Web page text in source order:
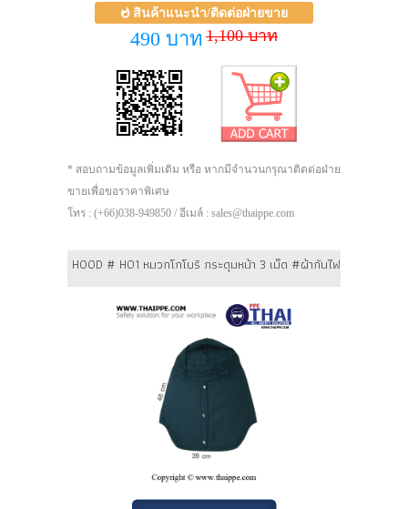
สินค้าแนะนำ/ติดต่อฝ่ายขาย
490 บาท 1,100 บาท
* สอบถามข้อมูลเพิ่มเติม หรือ หากมีจำนวนกรุณาติดต่อฝ่าย
ขายเพื่อขอราคาพิเศษ
โทร : (+66)038-949850 / อีเมล์ : sales@thaippe.com
HOOD # H01 หมวกโกโบริ กระดุมหน้า 3 เม็ด #ผ้ากันไฟ TECAPRO